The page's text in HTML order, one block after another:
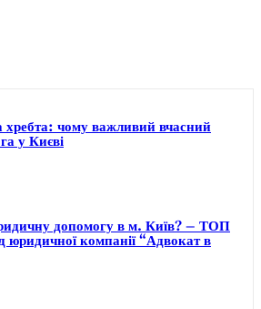
хребта: чому важливий вчасний
у Києві
допомогу в м. Київ? – ТОП
юридичної компанії “Адвокат в